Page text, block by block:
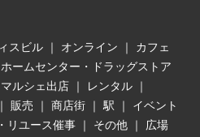
スビル｜ オンライン ｜ カフェ
ホームセンター・ドラッグストア
マルシェ出店｜ レンタル｜
販売 ｜ 商店街｜駅 ｜ イベント
リユース催事｜ その他｜ 広場